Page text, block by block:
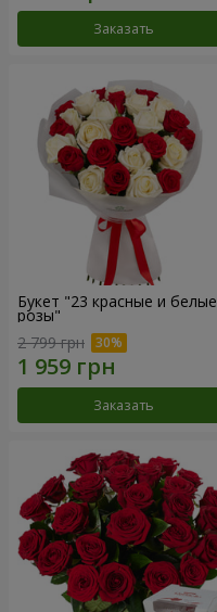
Заказать
Букет "23 красные и белые
розы"
2 799 грн
Заказать